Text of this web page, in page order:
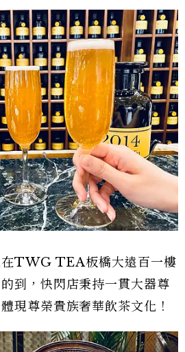
在TWG TEA板橋大遠百一樓
到，快閃店秉持一貫大器尊
現尊榮貴族奢華飲茶文化！